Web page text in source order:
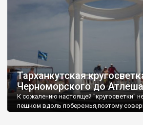
Тарханкутская
Черноморского до
К сожалению настоящей "кругосветки"
пешком вдоль побережья,поэтому